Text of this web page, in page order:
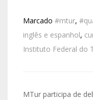
Marcado #mtur,
inglês e espanhol,
Instituto Federal do
MTur participa de